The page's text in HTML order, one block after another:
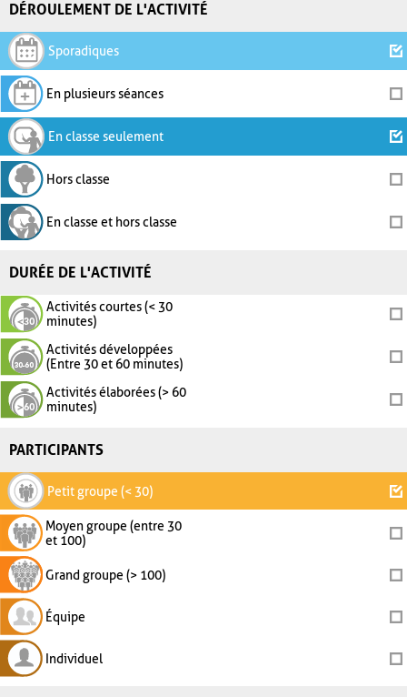
DÉROULEMENT DE L'ACTIVITÉ
Sporadiques
En plusieurs séances
En classe seulement
Hors classe
En classe et hors classe
DURÉE DE L'ACTIVITÉ
Activités courtes (< 30
minutes)
Activités développées
(Entre 30 et 60 minutes)
Activités élaborées (> 60
minutes)
PARTICIPANTS
Petit groupe (< 30)
Moyen groupe (entre 30
et 100)
Grand groupe (> 100)
Équipe
Individuel